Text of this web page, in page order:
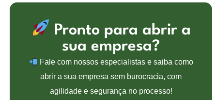
Pronto para abrir a
sua empresa?
Fale com nossos especialistas e saiba como
abrir a sua empresa sem burocracia, com
agilidade e segurança no processo!